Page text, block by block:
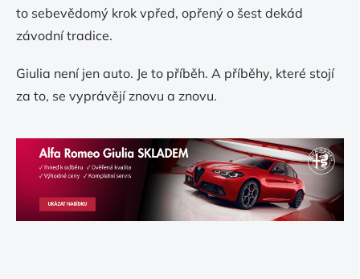
to sebevědomý krok vpřed, opřený o šest dekád
závodní tradice.
Giulia není jen auto. Je to příběh. A příběhy, které stojí
za to, se vyprávějí znovu a znovu.